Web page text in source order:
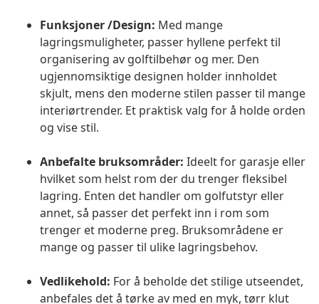
Funksjoner /Design: Med mange
lagringsmuligheter, passer hyllene perfekt til
organisering av golftilbehør og mer. Den
ugjennomsiktige designen holder innholdet
skjult, mens den moderne stilen passer til mange
interiørtrender. Et praktisk valg for å holde orden
og vise stil.
Anbefalte bruksområder: Ideelt for garasje eller
hvilket som helst rom der du trenger fleksibel
lagring. Enten det handler om golfutstyr eller
annet, så passer det perfekt inn i rom som
trenger et moderne preg. Bruksområdene er
mange og passer til ulike lagringsbehov.
Vedlikehold: For å beholde det stilige utseendet,
anbefales det å tørke av med en myk, tørr klut